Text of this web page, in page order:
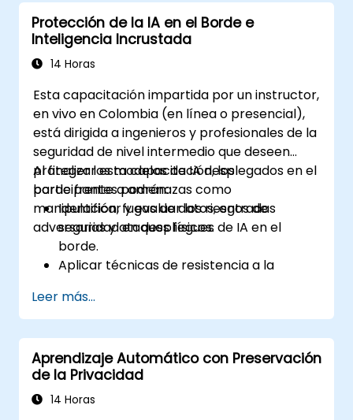
Protección de la IA en el Borde e
Inteligencia Incrustada
14 Horas
Esta capacitación impartida por un instructor,
en vivo en Colombia (en línea o presencial),
está dirigida a ingenieros y profesionales de la
seguridad de nivel intermedio que deseen
proteger los modelos de IA desplegados en el
borde frente a amenazas como
manipulación, fugas de datos, entradas
adversarias y ataques físicos.
Al finalizar esta capacitación, los
participantes podrán:
Identificar y evaluar los riesgos de
seguridad en despliegues de IA en el
borde.
Aplicar técnicas de resistencia a la
Fortalecer los modelos desplegados en el
borde y asegurar las tuberías de datos.
Implementar estrategias de mitigación
de amenazas específicas para sistemas
incrustados y restringidos.
Leer más...
Aprendizaje Automático con Preservación
de la Privacidad
14 Horas